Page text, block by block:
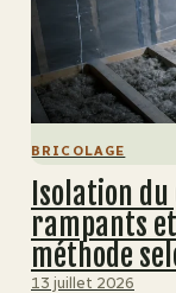
BRICOLAGE
Isolation
rampants
méthode
13 juillet 2026